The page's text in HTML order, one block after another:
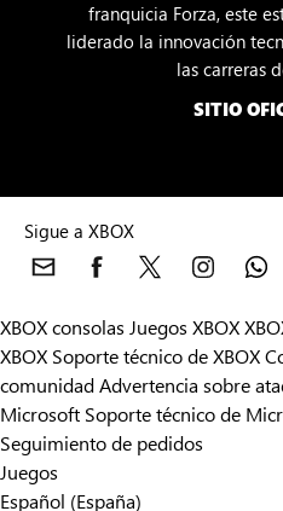
franquicia Forza, este
liderado la innovación
las carreras
SITIO
Sigue a XBOX
XBOX consolas Juegos XBOX
XBOX Soporte técnico de XBOX
comunidadAdvertencia sobre
Microsoft Soporte técnico de
Seguimiento de pedidos
Juegos
Español (España)